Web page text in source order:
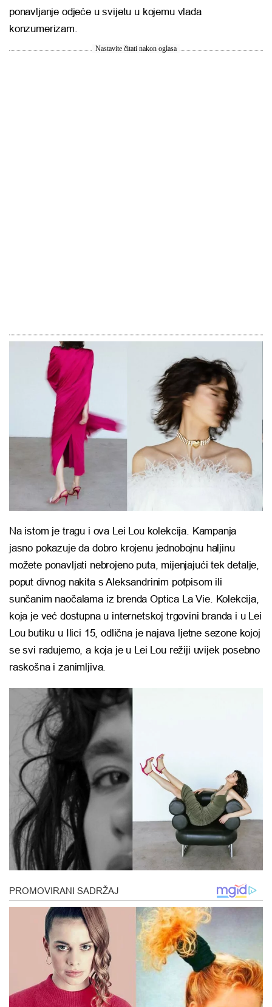
ponavljanje odjeće u svijetu u kojemu vlada
konzumerizam.
Nastavite čitati nakon oglasa
Na istom je tragu i ova Lei Lou kolekcija. Kampanja
jasno pokazuje da dobro krojenu jednobojnu haljinu
možete ponavljati nebrojeno puta, mijenjajući tek detalje,
poput divnog nakita s Aleksandrinim potpisom ili
sunčanim naočalama iz brenda Optica La Vie. Kolekcija,
koja je već dostupna u internetskoj trgovini branda i u Lei
Lou butiku u Ilici 15, odlična je najava ljetne sezone kojoj
se svi radujemo, a koja je u Lei Lou režiji uvijek posebno
raskošna i zanimljiva.